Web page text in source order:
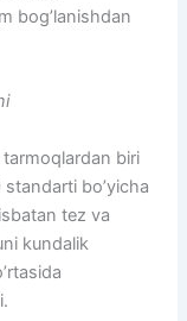
bog’lanishdan
biri
standarti bo’yicha
tez va
kundalik